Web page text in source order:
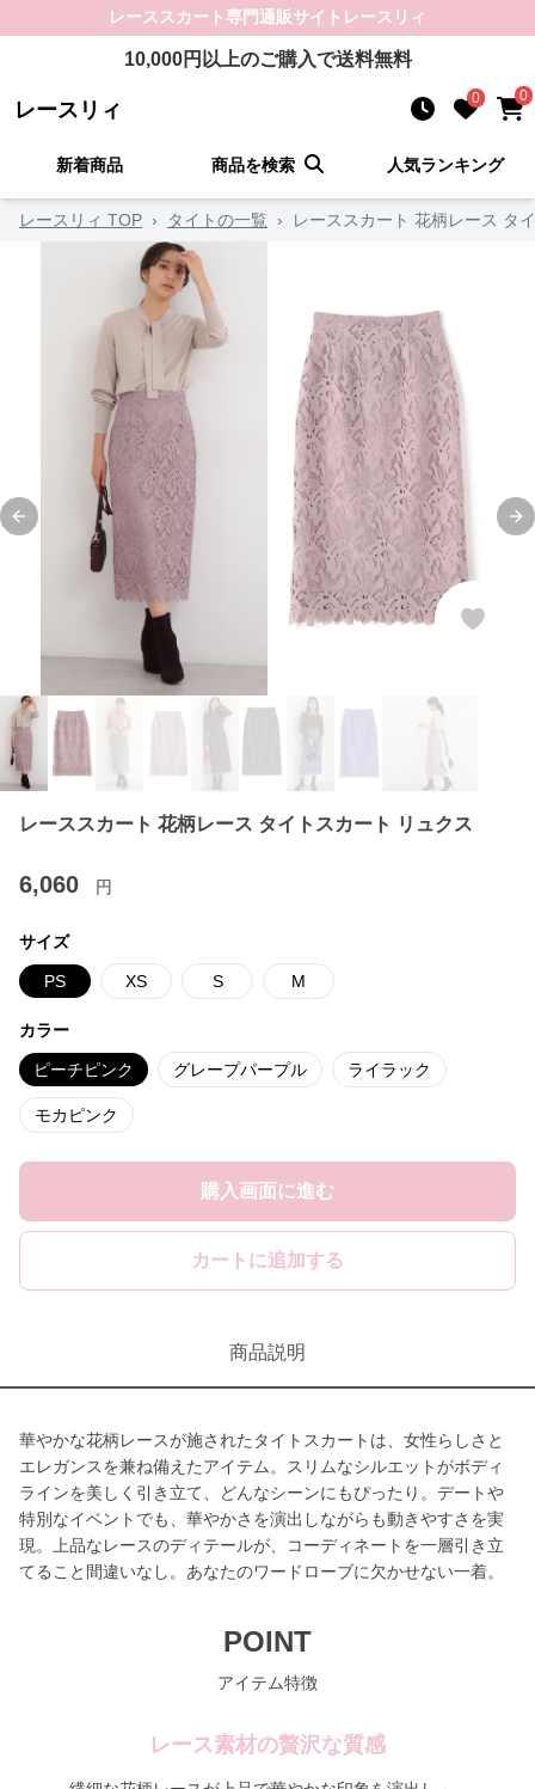
レーススカート専門通販サイト レースリィ
10,000円以上のご購入で送料無料
レースリィ 0 0
新着商品 商品を検索 人気ランキング
レースリィ TOP › タイトの一覧 › レーススカート 花柄レース タ
Previous slide
レーススカート 花柄レース タイトスカート リュクス
6,060 円
サイズ
PS XS S M
カラー
ピーチピンク グレープパープル ライラック
モカピンク
購入画面に進む
カートに追加する
商品説明
華やかな花柄レースが施されたタイトスカートは、女性らしさと
エレガンスを兼ね備えたアイテム。スリムなシルエットがボディ
ラインを美しく引き立て、どんなシーンにもぴったり。デートや
特別なイベントでも、華やかさを演出しながらも動きやすさを実
現。上品なレースのディテールが、コーディネートを一層引き立
てること間違いなし。あなたのワードローブに欠かせない一着。
POINT
アイテム特徴
レース素材の贅沢な質感